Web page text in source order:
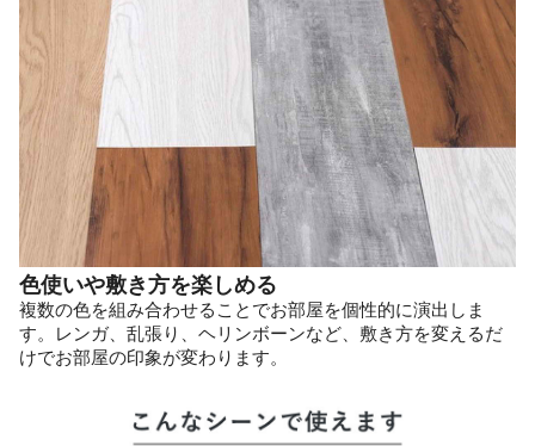
色使いや敷き方を楽しめる
複数の色を組み合わせることでお部屋を個性的に演出しま
す。レンガ、乱張り、ヘリンボーンなど、敷き方を変えるだ
けでお部屋の印象が変わります。